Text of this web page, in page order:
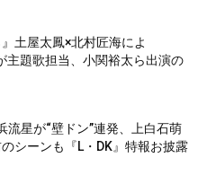
』土屋太鳳×北村匠海によ
主題歌担当、小関裕太ら出演の
流星が“壁ドン”連発、上白石萌
シーンも『L・DK』特報お披露